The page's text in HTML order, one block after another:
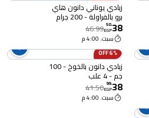
زبادي يوناني دانون هاي
برو بالفراولة - 200 جرام
38
.
50
EGP
46.99
سبت. 4:00 م
6% OFF
زبادي دانون بالخوخ - 100
جم - 4 علب
38
.
99
EGP
41.50
سبت. 4:00 م